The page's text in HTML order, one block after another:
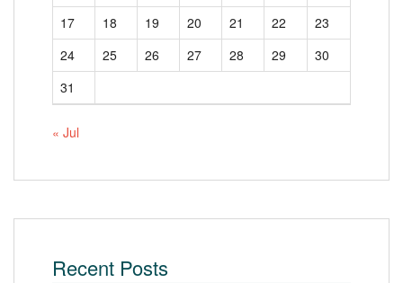
17
18 19 20 21 22
23
24
25 26 27 28 29
30
31
« Jul
Recent Posts